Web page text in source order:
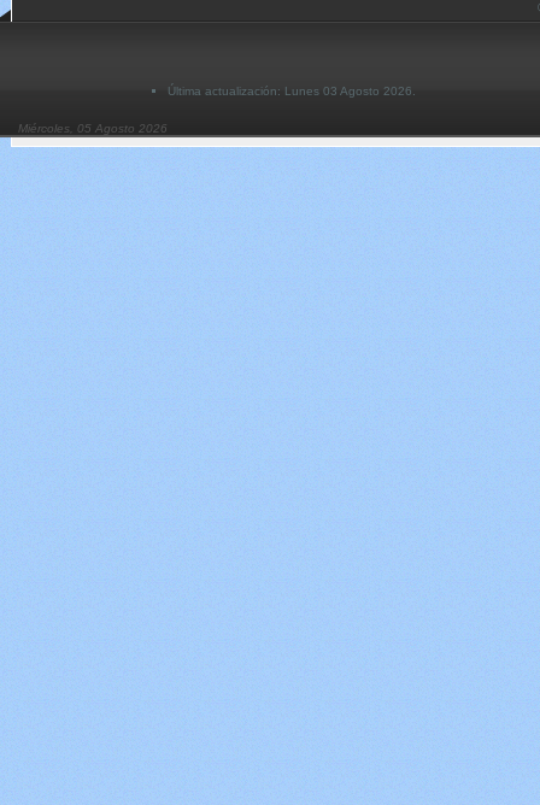
Última actualización: Lunes 03 Agosto 2026.
Miércoles, 05 Agosto 2026